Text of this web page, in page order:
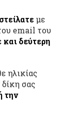
με
email του
δεύτερη
ηλικίας
σας
την